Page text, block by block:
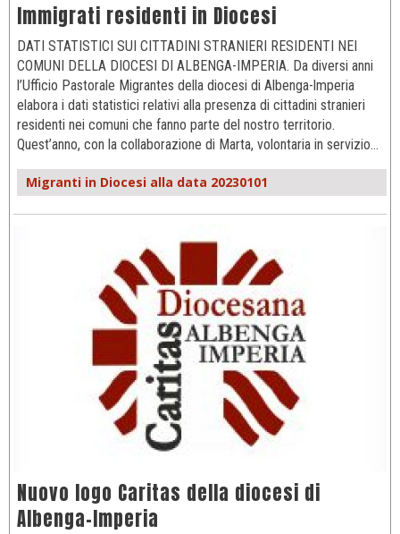
Immigrati residenti in Diocesi
DATI STATISTICI SUI CITTADINI STRANIERI RESIDENTI NEI
COMUNI DELLA DIOCESI DI ALBENGA-IMPERIA. Da diversi anni
l’Ufficio Pastorale Migrantes della diocesi di Albenga-lmperia
elabora i dati statistici relativi alla presenza di cittadini stranieri
residenti nei comuni che fanno parte del nostro territorio.
Quest’anno, con la collaborazione di Marta, volontaria in servizio…
Migranti in Diocesi alla data 20230101
Nuovo logo Caritas della diocesi di
Albenga-Imperia